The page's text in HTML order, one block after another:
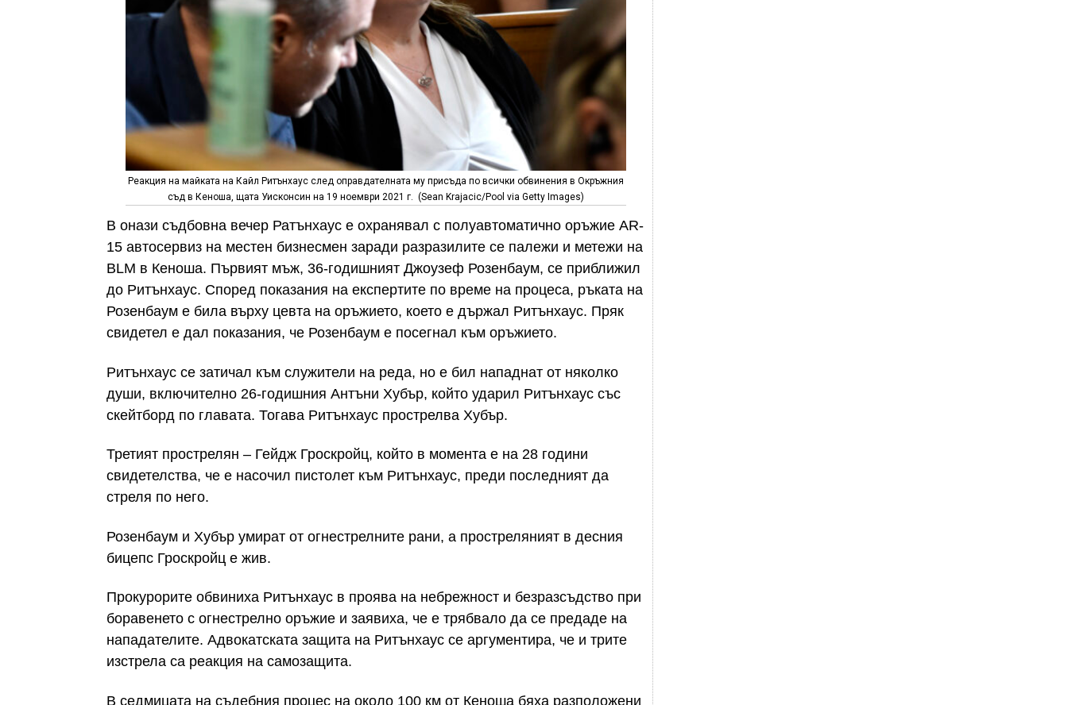
Реакция на майката на Кайл Ритънхаус след оправдателната му присъда по всички обвинения в Окръжния
съд в Кеноша, щата Уисконсин на 19 ноември 2021 г. (Sean Krajacic/Pool via Getty Images)
В онази съдбовна вечер Ратънхаус е охранявал с полуавтоматично оръжие AR-
15 автосервиз на местен бизнесмен заради разразилите се палежи и метежи на
BLM в Кеноша. Първият мъж, 36-годишният Джоузеф Розенбаум, се приближил
до Ритънхаус. Според показания на експертите по време на процеса, ръката на
Розенбаум е била върху цевта на оръжието, което е държал Ритънхаус. Пряк
свидетел е дал показания, че Розенбаум е посегнал към оръжието.
Ритънхаус се затичал към служители на реда, но е бил нападнат от няколко
души, включително 26-годишния Антъни Хубър, който ударил Ритънхаус със
скейтборд по главата. Тогава Ритънхаус прострелва Хубър.
Третият прострелян – Гейдж Гроскройц, който в момента е на 28 години
свидетелства, че е насочил пистолет към Ритънхаус, преди последният да
стреля по него.
Розенбаум и Хубър умират от огнестрелните рани, а простреляният в десния
бицепс Гроскройц е жив.
Прокурорите обвиниха Ритънхаус в проява на небрежност и безразсъдство при
боравенето с огнестрелно оръжие и заявиха, че е трябвало да се предаде на
нападателите. Адвокатската защита на Ритънхаус се аргументира, че и трите
изстрела са реакция на самозащита.
В седмицата на съдебния процес на около 100 км от Кеноша бяха разположени